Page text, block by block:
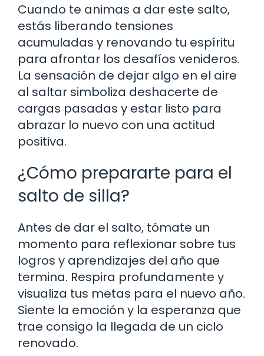
Cuando te animas a dar este salto,
estás liberando tensiones
acumuladas y renovando tu espíritu
para afrontar los desafíos venideros.
La sensación de dejar algo en el aire
al saltar simboliza deshacerte de
cargas pasadas y estar listo para
abrazar lo nuevo con una actitud
positiva.
¿Cómo prepararte para el
salto de silla?
Antes de dar el salto, tómate un
momento para reflexionar sobre tus
logros y aprendizajes del año que
termina. Respira profundamente y
visualiza tus metas para el nuevo año.
Siente la emoción y la esperanza que
trae consigo la llegada de un ciclo
renovado.